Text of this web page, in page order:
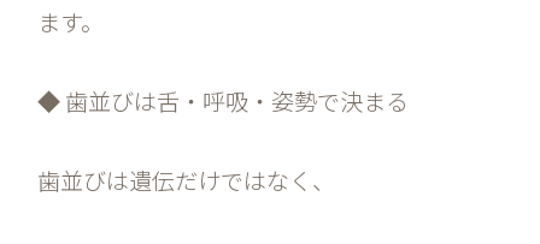
ます。
◆ 歯並びは舌・呼吸・姿勢で決まる
歯並びは遺伝だけではなく、